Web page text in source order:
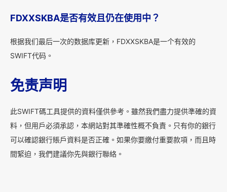
FDXXSKBA是否有效且仍在使用中？
根据我们最后一次的数据库更新，FDXXSKBA是一个有效的
SWIFT代码。
免责声明
此SWIFT碼工具提供的資料僅供參考。雖然我們盡力提供準確的資
料，但用戶必須承認，本網站對其準確性概不負責。只有你的銀行
可以確認銀行賬戶資料是否正確。如果你要繳付重要款項，而且時
間緊迫，我們建議你先與銀行聯絡。